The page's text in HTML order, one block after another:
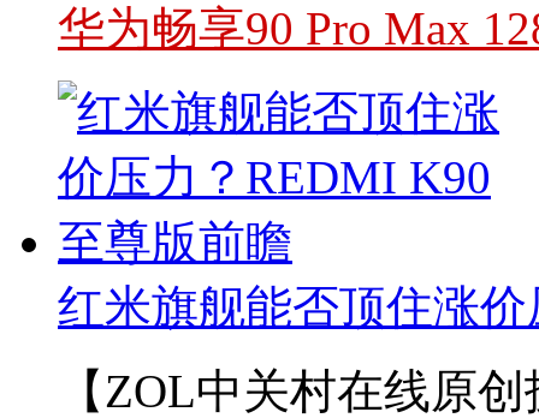
华为畅享90 Pro Max
红米旗舰能否顶住涨
【ZOL中关村在线原